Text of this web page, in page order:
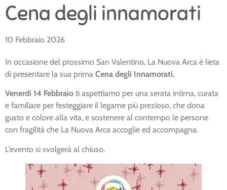
Cena degli innamorati
10 Febbraio 2026
In occasione del prossimo San Valentino, La Nuova Arca è lieta
di presentare la sua prima Cena degli Innamorati.
Venerdì 14 Febbraio ti aspettiamo per una serata intima, curata
e familiare per festeggiare il legame più prezioso, che dona
gusto e colore alla vita, e sostenere al contempo le persone
con fragilità che La Nuova Arca accoglie ed accompagna.
L’evento si svolgerà al chiuso.